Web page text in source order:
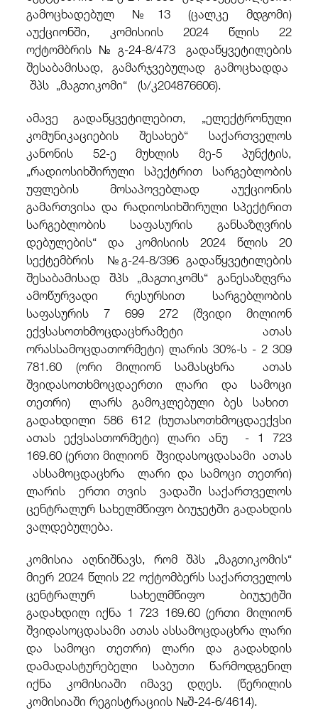
გამოცხადებულ №13 (ცალკე მდგომი)
აუქციონში, კომისიის 2024 წლის 22
ოქტომბრის №გ-24-8/473 გადაწყვეტილების
შესაბამისად, გამარჯვებულად გამოცხადდა
შპს „მაგთიკომი“ (ს/კ204876606).
ამავე გადაწყვეტილებით, „ელექტრონული
კომუნიკაციების შესახებ“ საქართველოს
კანონის 52-ე მუხლის მე-5 პუნქტის,
„რადიოსიხშირული სპექტრით სარგებლობის
უფლების მოსაპოვებლად აუქციონის
გამართვისა და რადიოსიხშირული სპექტრით
სარგებლობის საფასურის განსაზღვრის
დებულების“ და კომისიის 2024 წლის 20
სექტემბრის №გ-24-8/396 გადაწყვეტილების
შესაბამისად შპს „მაგთიკომს“ განესაზღვრა
ამოწურვადი რესურსით სარგებლობის
საფასურის 7 699 272 (შვიდი მილიონ
ექვსასოთხმოცდაცხრამეტი ათას
ორასსამოცდათორმეტი) ლარის 30%-ს - 2 309
781.60 (ორი მილიონ სამასცხრა ათას
შვიდასოთხმოცდაერთი ლარი და სამოცი
თეთრი) ლარს გამოკლებული ბეს სახით
გადახდილი 586 612 (ხუთასოთხმოცდაექვსი
ათას ექვსასთორმეტი) ლარი ანუ - 1 723
169.60 (ერთი მილიონ შვიდასოცდასამი ათას
ასსამოცდაცხრა ლარი და სამოცი თეთრი)
ლარის ერთი თვის ვადაში საქართველოს
ცენტრალურ სახელმწიფო ბიუჯეტში გადახდის
ვალდებულება.
კომისია აღნიშნავს, რომ შპს „მაგთიკომის“
მიერ 2024 წლის 22 ოქტომბერს საქართველოს
ცენტრალურ სახელმწიფო ბიუჯეტში
გადახდილ იქნა 1 723 169.60 (ერთი მილიონ
შვიდასოცდასამი ათას ასსამოცდაცხრა ლარი
და სამოცი თეთრი) ლარი და გადახდის
დამადასტურებელი საბუთი წარმოდგენილ
იქნა კომისიაში იმავე დღეს. (წერილის
კომისიაში რეგისტრაციის №შ-24-6/4614).